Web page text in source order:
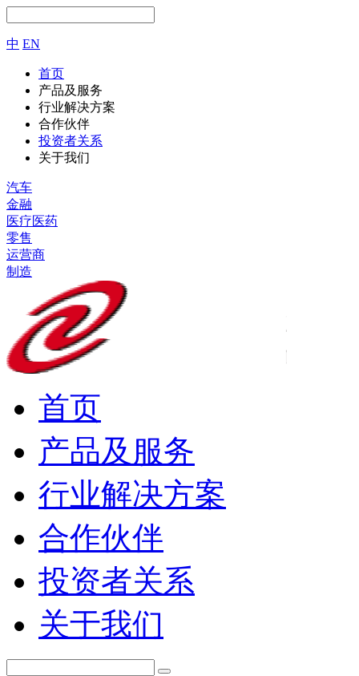
中 EN
首页
产品及服务
行业解决方案
合作伙伴
投资者关系
关于我们
汽车
金融
医疗医药
零售
运营商
制造
首页
产品及服务
行业解决方案
合作伙伴
投资者关系
关于我们